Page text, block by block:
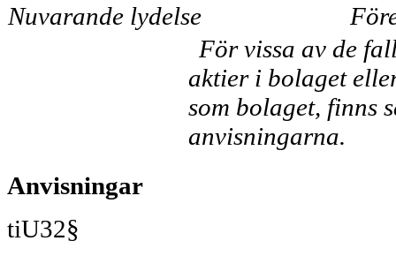
Nuvarande lydelse
För vissa av de
aktier i bolaget
som bolaget, finns
anvisningarna.
Anvisningar
tiU32§